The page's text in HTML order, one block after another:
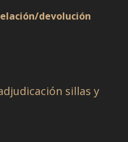
devolución
sillas y